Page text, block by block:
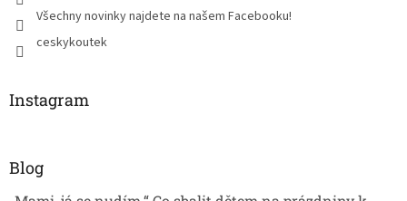
Všechny novinky najdete na našem Facebooku!
ceskykoutek
Instagram
Blog